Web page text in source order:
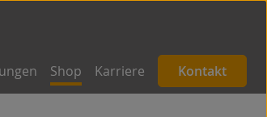
Shop Karriere Kontakt